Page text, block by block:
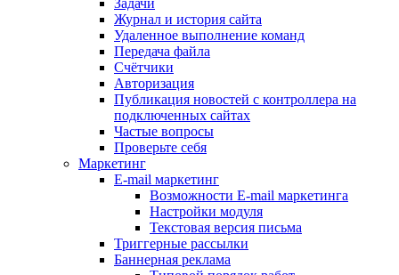
Задачи
Журнал и история сайта
Удаленное выполнение команд
Передача файла
Счётчики
Авторизация
Публикация новостей с контроллера на
подключенных сайтах
Частые вопросы
Проверьте себя
Маркетинг
E-mail маркетинг
Возможности E-mail маркетинга
Настройки модуля
Текстовая версия письма
Триггерные рассылки
Баннерная реклама